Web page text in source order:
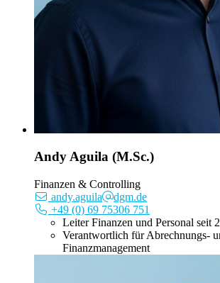
Andy Aguila (M.Sc.)
Finanzen & Controlling
andy.aguila
dgm.de
+49 (0) 69 75306 751
Leiter Finanzen und Personal seit
Verantwortlich für Abrechnungs-
Finanzmanagement